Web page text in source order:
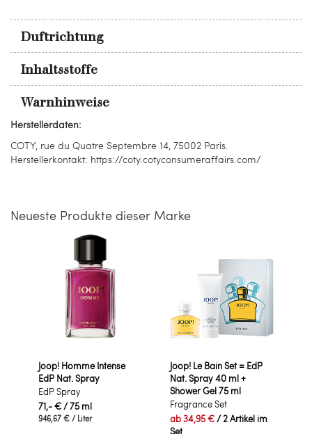
Duftrichtung
Inhaltsstoffe
Warnhinweise
Herstellerdaten:
COTY, rue du Quatre Septembre 14, 75002 Paris.
Herstellerkontakt: https://coty.cotyconsumeraffairs.com/
Neueste Produkte dieser Marke
Joop! Homme Intense
EdP Nat. Spray
EdP Spray
71,- €/ 75 ml
946,67 € / Liter
Joop! Le Bain Set = EdP
Nat. Spray 40 ml +
Shower Gel 75 ml
Fragrance Set
ab34,95 €/ 2 Artikel im
Set